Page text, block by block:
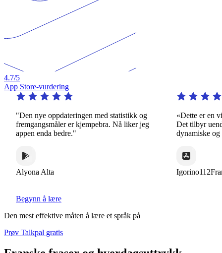
4.7/5
App Store-vurdering
"Den nye oppdateringen med statistikk og
fremgangsmåler er kjempebra. Nå liker jeg
appen enda bedre."
Alyona Alta
«Dette er en
Det tilbyr
dynamiske og
Igorino112France
Begynn å lære
Den mest effektive måten å lære et språk på
Prøv Talkpal gratis